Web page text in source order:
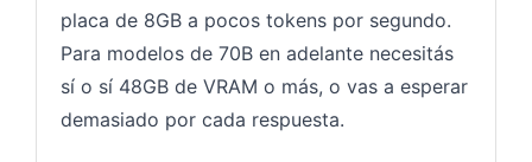
placa de 8GB a pocos tokens por segundo.
Para modelos de 70B en adelante necesitás
sí o sí 48GB de VRAM o más, o vas a esperar
demasiado por cada respuesta.